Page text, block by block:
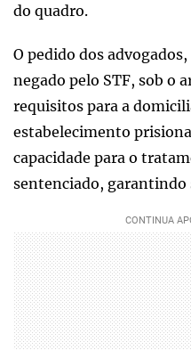
do quadro.
O pedido dos
negado pelo STF, sob o
requisitos para a
estabelecimento
capacidade para o
sentenciado, garantindo